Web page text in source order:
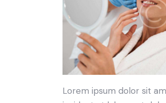
Lorem ipsum dolor sit